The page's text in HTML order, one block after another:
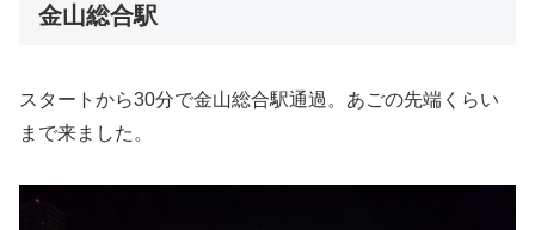
金山総合駅
スタートから30分で金山総合駅通過。あごの先端くらい
まで来ました。